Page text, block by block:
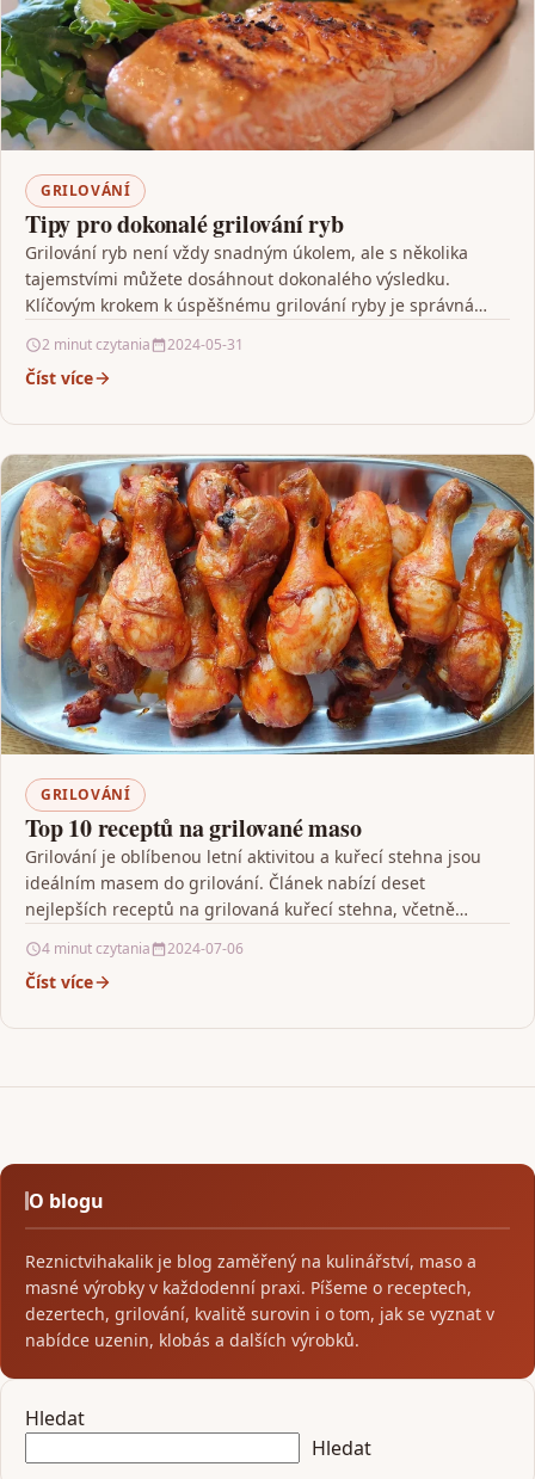
GRILOVÁNÍ
Tipy pro dokonalé grilování ryb
Grilování ryb není vždy snadným úkolem, ale s několika
tajemstvími můžete dosáhnout dokonalého výsledku.
Klíčovým krokem k úspěšnému grilování ryby je správná
2 minut czytania 2024-05-31
Číst více
GRILOVÁNÍ
Top 10 receptů na grilované maso
Grilování je oblíbenou letní aktivitou a kuřecí stehna jsou
ideálním masem do grilování. Článek nabízí deset
nejlepších receptů na grilovaná kuřecí stehna, včetně
4 minut czytania 2024-07-06
Číst více
O blogu
Reznictvihakalik je blog zaměřený na kulinářství, maso a
masné výrobky v každodenní praxi. Píšeme o receptech,
dezertech, grilování, kvalitě surovin i o tom, jak se vyznat v
nabídce uzenin, klobás a dalších výrobků.
Hledat
Hledat